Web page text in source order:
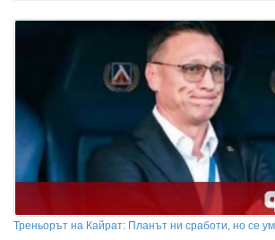
Треньорът на Кайрат: Планът ни сработи, но се